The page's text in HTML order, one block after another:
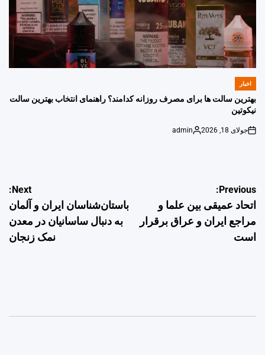
POSTED
اخبار
بهترین سالت ها برای مصرف روزانه کدامند؟ راهنمای انتخاب بهترین سالت
نیکوتین
on
جولای 18, 2026
Posted
admin
راهبری
نوشته
Previous:
اتحاد عمیقی بین علما و
مراجع ایران و عراق برقرار
است
Next:
باستان‌شناسان ایران و آلمان
به دنبال ساسانیان در معدن
نمک زنجان